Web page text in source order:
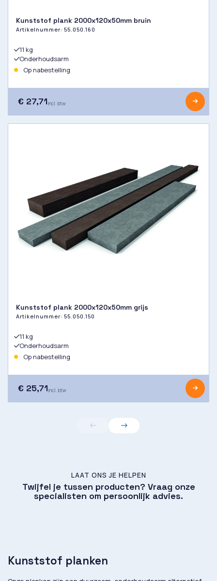
Kunststof plank 2000x120x50mm bruin
Artikelnummer: 55.050.160
11 kg
Onderhoudsarm
Op nabestelling
€ 27,71incl. btw
Kunststof plank 2000x120x50mm grijs
Artikelnummer: 55.050.150
11 kg
Onderhoudsarm
Op nabestelling
€ 25,71incl. btw
LAAT ONS JE HELPEN
Twijfel je tussen producten? Vraag onze
specialisten om persoonlijk advies.
Kunststof planken